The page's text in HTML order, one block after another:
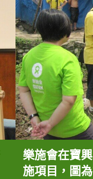
樂施會在寶
施項目，圖